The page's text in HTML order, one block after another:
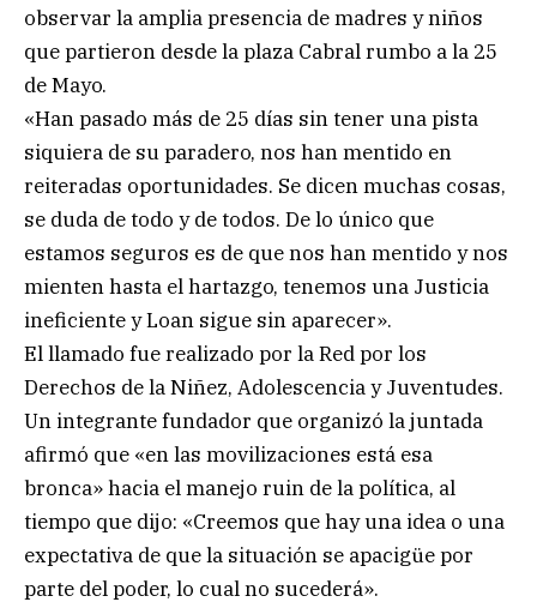
observar la amplia presencia de madres y niños
que partieron desde la plaza Cabral rumbo a la 25
de Mayo.
«Han pasado más de 25 días sin tener una pista
siquiera de su paradero, nos han mentido en
reiteradas oportunidades. Se dicen muchas cosas,
se duda de todo y de todos. De lo único que
estamos seguros es de que nos han mentido y nos
mienten hasta el hartazgo, tenemos una Justicia
ineficiente y Loan sigue sin aparecer».
El llamado fue realizado por la Red por los
Derechos de la Niñez, Adolescencia y Juventudes.
Un integrante fundador que organizó la juntada
afirmó que «en las movilizaciones está esa
bronca» hacia el manejo ruin de la política, al
tiempo que dijo: «Creemos que hay una idea o una
expectativa de que la situación se apacigüe por
parte del poder, lo cual no sucederá».